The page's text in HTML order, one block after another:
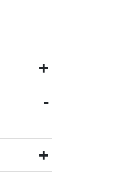
+
-
+